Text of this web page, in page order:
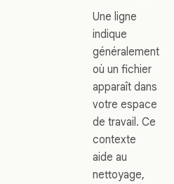
Une ligne
indique
généralement
où un fichier
apparaît dans
votre espace
de travail. Ce
contexte
aide au
nettoyage,